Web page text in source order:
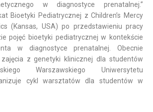
w diagnostyce prenatalnej.”
Bioetyki Pediatrycznej z Children’s Mercy
(Kansas, USA) po przedstawieniu pracy
pojęć bioetyki pediatrycznej w kontekście
w diagnostyce prenatalnej. Obecnie
z genetyki klinicznej dla studentów
Warszawskiego Uniwersytetu
cykl warsztatów dla studentów w